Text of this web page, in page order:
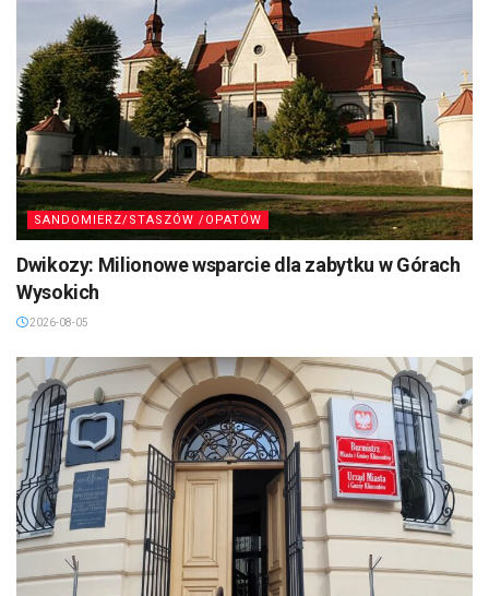
SANDOMIERZ/STASZÓW /OPATÓW
Dwikozy: Milionowe wsparcie dla zabytku w Górach
Wysokich
2026-08-05